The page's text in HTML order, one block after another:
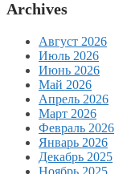
Archives
Август 2026
Июль 2026
Июнь 2026
Май 2026
Апрель 2026
Март 2026
Февраль 2026
Январь 2026
Декабрь 2025
Ноябрь 2025